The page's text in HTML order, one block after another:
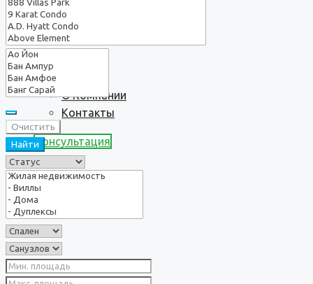
О нас
О Компании
Контакты
Консультация
Очистить
Найти